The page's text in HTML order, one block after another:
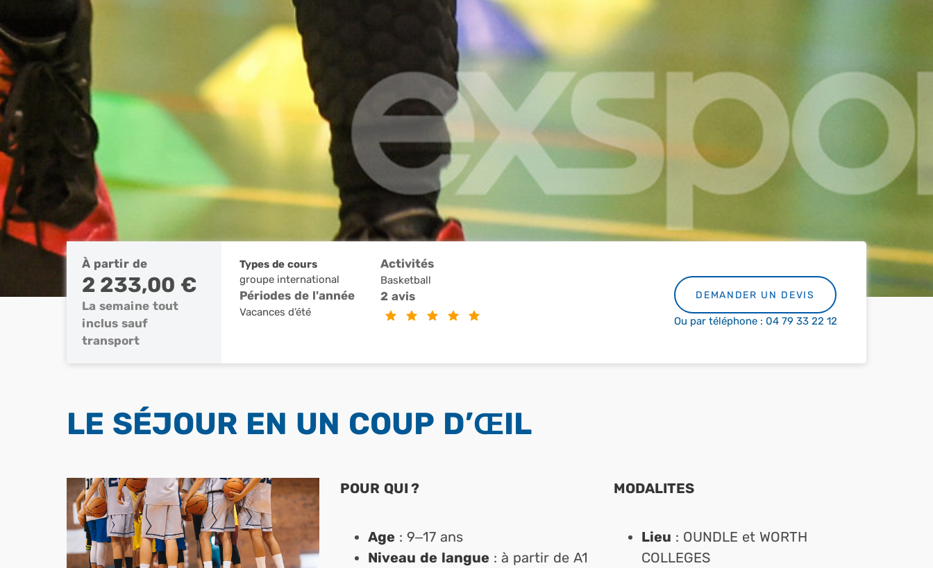
À partir de
2 233,00 €
La semaine tout
inclus sauf
transport
Types de cours
groupe international
Périodes de l'année
Vacances d’été
Activités
Basketball
2 avis DEMANDER UN DEVIS
Ou par téléphone : 04 79 33 22 12
LE SÉJOUR EN UN COUP D’ŒIL
POUR QUI ?
Age : 9–17 ans
Niveau de langue : à partir de A1
MODALITES
Lieu : OUNDLE et WORTH
COLLEGES